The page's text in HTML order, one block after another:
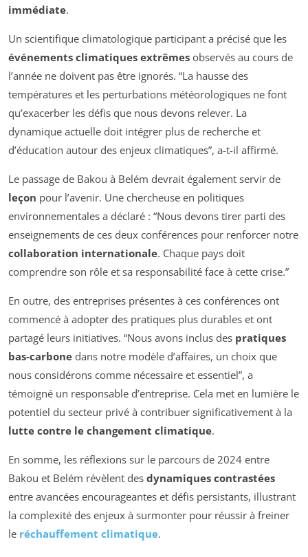
immédiate.
Un scientifique climatologique participant a précisé que les
événements climatiques extrêmes observés au cours de
l’année ne doivent pas être ignorés. “La hausse des
températures et les perturbations météorologiques ne font
qu’exacerber les défis que nous devons relever. La
dynamique actuelle doit intégrer plus de recherche et
d’éducation autour des enjeux climatiques”, a-t-il affirmé.
Le passage de Bakou à Belém devrait également servir de
leçon pour l’avenir. Une chercheuse en politiques
environnementales a déclaré : “Nous devons tirer parti des
enseignements de ces deux conférences pour renforcer notre
collaboration internationale. Chaque pays doit
comprendre son rôle et sa responsabilité face à cette crise.”
En outre, des entreprises présentes à ces conférences ont
commencé à adopter des pratiques plus durables et ont
partagé leurs initiatives. “Nous avons inclus des pratiques
bas-carbone dans notre modèle d’affaires, un choix que
nous considérons comme nécessaire et essentiel”, a
témoigné un responsable d’entreprise. Cela met en lumière le
potentiel du secteur privé à contribuer significativement à la
lutte contre le changement climatique.
En somme, les réflexions sur le parcours de 2024 entre
Bakou et Belém révèlent des dynamiques contrastées
entre avancées encourageantes et défis persistants, illustrant
la complexité des enjeux à surmonter pour réussir à freiner
le réchauffement climatique.